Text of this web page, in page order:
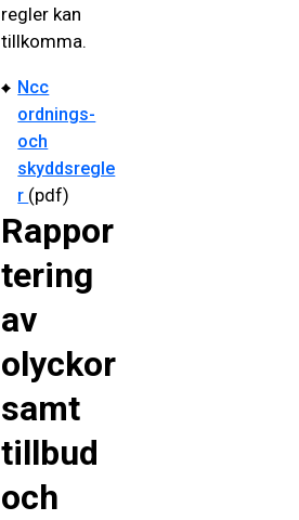
regler kan
tillkomma.
Ncc
ordnings-
och
skyddsregle
r (pdf)
Rappor
tering
av
olyckor
samt
tillbud
och